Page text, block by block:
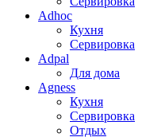
Adhoc
Кухня
Сервировка
Adpal
Для дома
Agness
Кухня
Сервировка
Отдых